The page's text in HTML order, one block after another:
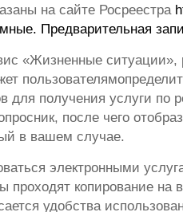
на сайте Росреестра
Предварительная
«Жизненные
для получения услуги по
после чего
в вашем случае.
электронными
проходят копирование на
удобства